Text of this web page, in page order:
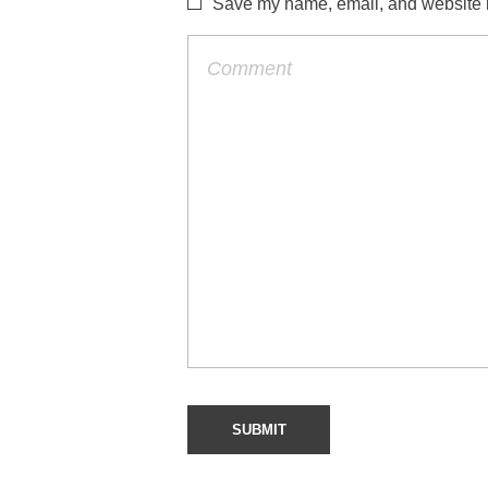
Save my name, email, and